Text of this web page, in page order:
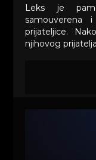
Leks je
samouverena
prijateljice.
njihovog